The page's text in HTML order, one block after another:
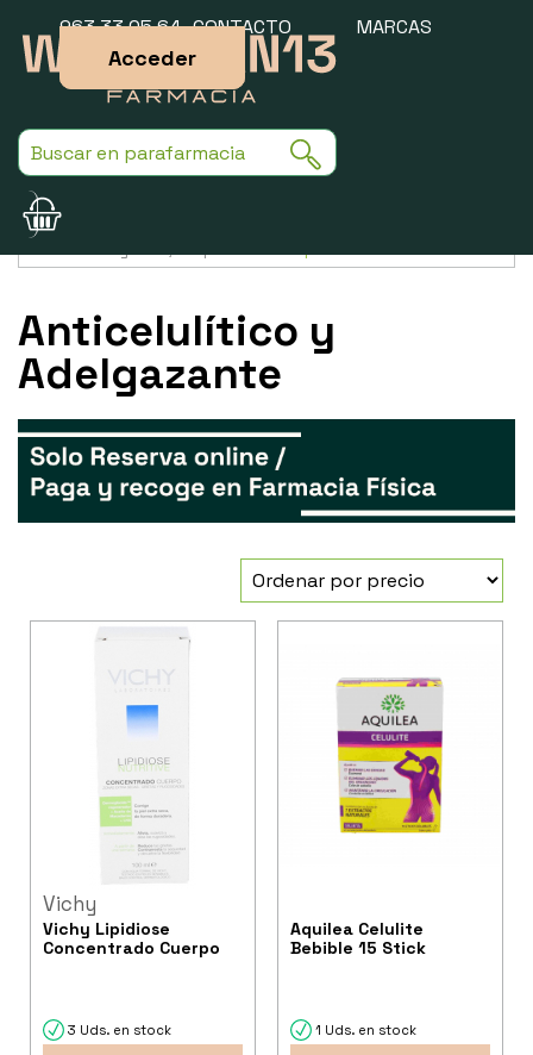
963 33 05 64 CONTACTO MARCAS
Acceder
Usamos cookies para mejorar la experiencia de la web. Si sigues
Anticelulítico y
Adelgazante
Vichy
Vichy Lipidiose
Concentrado Cuerpo
3 Uds. en stock
Aquilea Celulite
Bebible 15 Stick
1 Uds. en stock